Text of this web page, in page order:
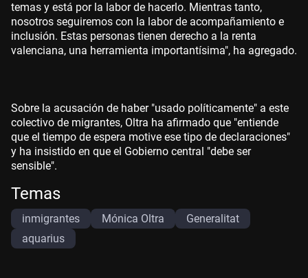
temas y está por la labor de hacerlo. Mientras tanto,
nosotros seguiremos con la labor de acompañamiento e
inclusión. Estas personas tienen derecho a la renta
valenciana, una herramienta importantísima", ha agregado.
Sobre la acusación de haber "usado políticamente" a este
colectivo de migrantes, Oltra ha afirmado que "entiende
que el tiempo de espera motive ese tipo de declaraciones"
y ha insistido en que el Gobierno central "debe ser
sensible".
Temas
inmigrantes Mónica Oltra
Generalitat
aquarius